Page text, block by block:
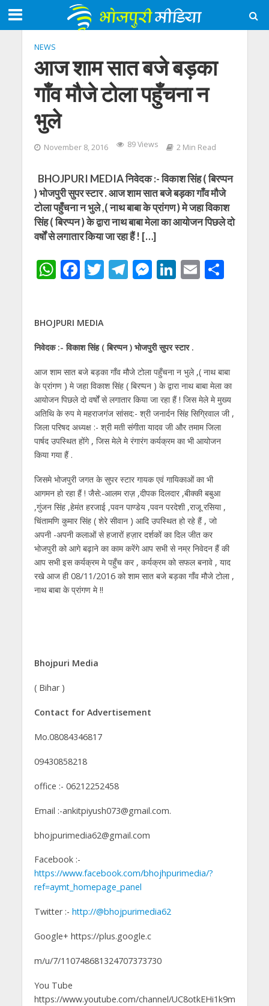
NEWS
आज शाम सात बजे बड़का
गाँव मौजे टोला पहुँचना न
भुले
November 8, 2016 89 Views 2 Min Read
BHOJPURI MEDIA निवेदक :- विकाश सिंह ( बिरप्पन
) भोजपुरी सुपर स्टार . आज शाम सात बजे बड़का गाँव मौजे
टोला पहुँचना न भुले ,( नाथ बाबा के प्रांगण ) मे जहा विकाश
सिंह ( बिरप्पन ) के द्वारा नाथ बाबा मेला का आयोजन पिछले दो
वर्षों से लगातार किया जा रहा हैं ! […]
W
s
A
p
p
F
b
o
o
k
T
er
T
a
m
M
n
g
er
Li
dI
n
E S
BHOJPURI MEDIA
निवेदक :- विकाश सिंह ( बिरप्पन ) भोजपुरी सुपर स्टार .
आज शाम सात बजे बड़का गाँव मौजे टोला पहुँचना न भुले ,( नाथ बाबा
के प्रांगण ) मे जहा विकाश सिंह ( बिरप्पन ) के द्वारा नाथ बाबा मेला का
आयोजन पिछले दो वर्षों से लगातार किया जा रहा हैं ! जिस मेले मे मुख्य
अतिथि के रुप मे महराजगंज सांसद:- श्री जनार्दन सिंह सिग्रिवाल जी ,
जिला परिषद अध्यक्ष :- श्री मती संगीता यादव जी और तमाम जिला
पार्षद उपस्थित होंगे , जिस मेले मे रंगारंग कर्यक्रम का भी आयोजन
किया गया हैं .
जिसमे भोजपुरी जगत के सुपर स्टार गायक एवं गायिकाओं का भी
आगमन हो रहा हैं ! जैसे:-आलम राज़ ,दीपक दिलदार ,बीक्की बबुआ
,गुंजन सिंह ,हेमंत हरजाई ,पवन पाण्डेय ,पवन परदेशी ,राजू रसिया ,
चिंतामणि कुमार सिंह ( शेरे सीवान ) आदि उपस्थित हो रहे हैं , जो
अपनी -अपनी कलाओं से हजारों हज़ार दर्शकों का दिल जीत कर
भोजपुरी को आगे बढ़ाने का काम करेंगे आप सभी से नम्र निवेदन हैं की
आप सभी इस कर्यक्रम मे पहुँच कर , कर्यक्रम को सफल बनावे , याद
रखे आज ही 08/11/2016 को शाम सात बजे बड़का गाँव मौजे टोला ,
नाथ बाबा के प्रांगण मे !!
Bhojpuri Media
( Bihar )
Contact for Advertisement
Mo.08084346817
09430858218
office :- 06212252458
Email :-ankitpiyush073@gmail.com.
bhojpurimedia62@gmail.com
Facebook :-
https://www.facebook.com/bhojhpurimedia/?
ref=aymt_homepage_panel
Twitter :- http://@bhojpurimedia62
Google+ https://plus.google.c
m/u/7/110748681324707373730
You Tube
https://www.youtube.com/channel/UC8otkEHi1k9m